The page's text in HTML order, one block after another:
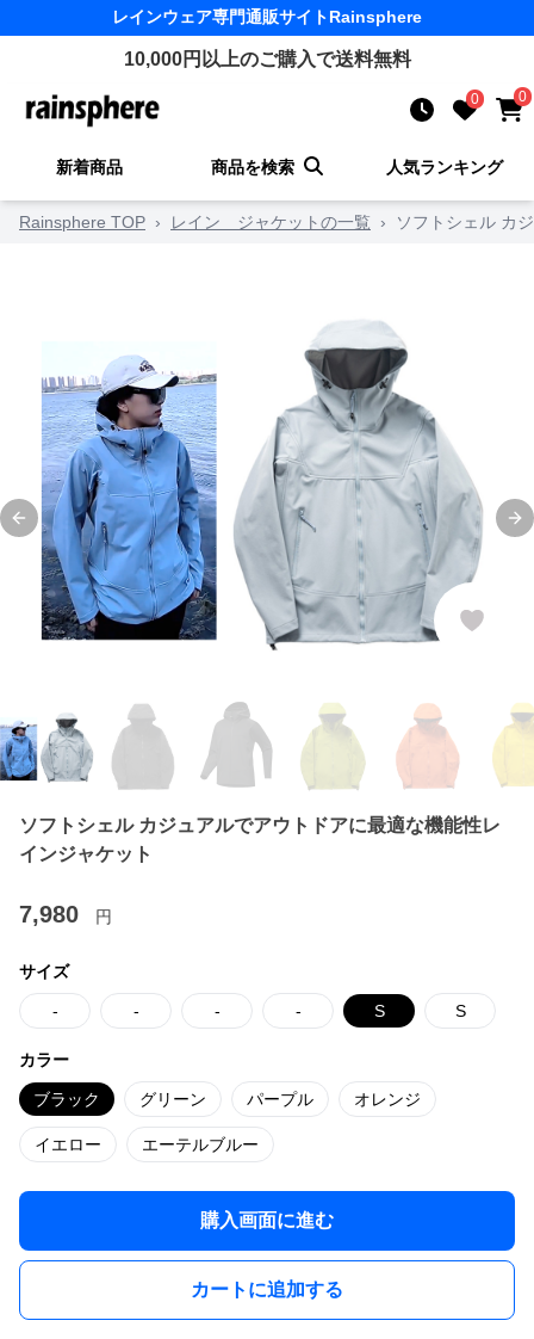
レインウェア専門通販サイトRainsphere
10,000円以上のご購入で送料無料
0 0
新着商品 商品を検索 人気ランキング
Rainsphere TOP › レイン ジャケットの一覧 › ソフトシェル カ
Previous slide
ソフトシェル カジュアルでアウトドアに最適な機能性レ
インジャケット
7,980 円
サイズ
- - - - S S
カラー
ブラック グリーン パープル オレンジ
イエロー エーテルブルー
購入画面に進む
カートに追加する